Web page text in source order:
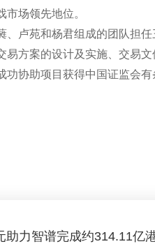
场领先地位。
、卢苑和杨君组成的团队担任
方案的设计及实施、交易文
协助项目获得中国证监会有
助力智谱完成约314.11亿